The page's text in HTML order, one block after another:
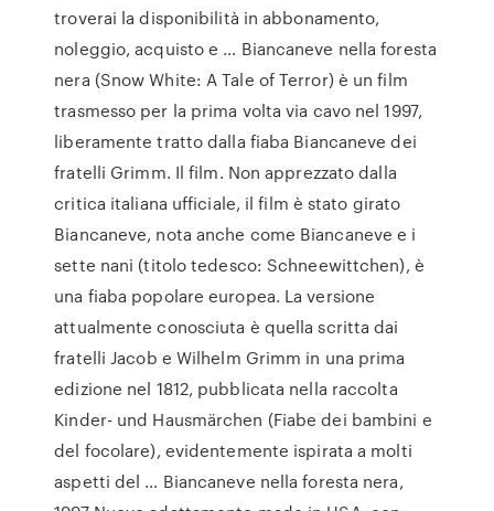
troverai la disponibilità in abbonamento,
noleggio, acquisto e … Biancaneve nella foresta
nera (Snow White: A Tale of Terror) è un film
trasmesso per la prima volta via cavo nel 1997,
liberamente tratto dalla fiaba Biancaneve dei
fratelli Grimm. Il film. Non apprezzato dalla
critica italiana ufficiale, il film è stato girato
Biancaneve, nota anche come Biancaneve e i
sette nani (titolo tedesco: Schneewittchen), è
una fiaba popolare europea. La versione
attualmente conosciuta è quella scritta dai
fratelli Jacob e Wilhelm Grimm in una prima
edizione nel 1812, pubblicata nella raccolta
Kinder- und Hausmärchen (Fiabe dei bambini e
del focolare), evidentemente ispirata a molti
aspetti del … Biancaneve nella foresta nera,